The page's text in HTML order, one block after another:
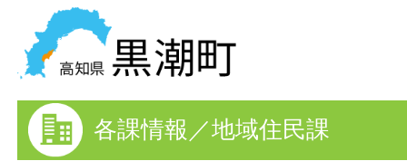
HOME 黒潮町の情報を探す
各課情報／地域住民課